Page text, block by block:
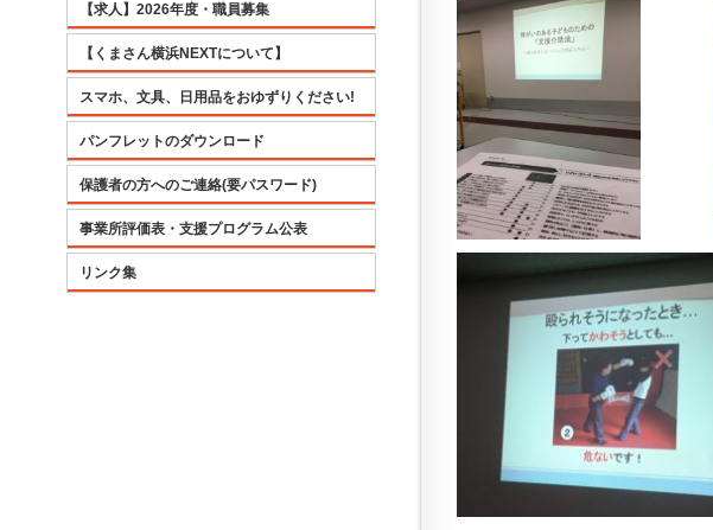
【求人】2026年度・職員募集
【くまさん横浜NEXTについて】
スマホ、文具、日用品をおゆずりください!
パンフレットのダウンロード
保護者の方へのご連絡(要パスワード)
事業所評価表・支援プログラム公表
リンク集